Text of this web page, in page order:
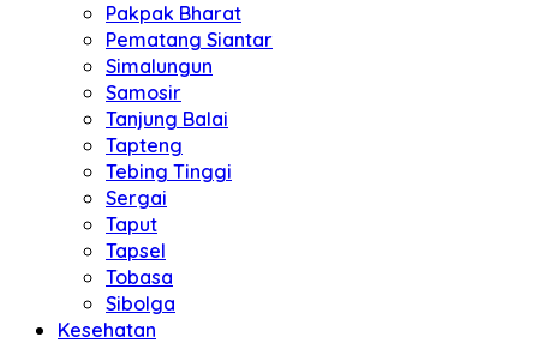
Pakpak Bharat
Pematang Siantar
Simalungun
Samosir
Tanjung Balai
Tapteng
Tebing Tinggi
Sergai
Taput
Tapsel
Tobasa
Sibolga
Kesehatan